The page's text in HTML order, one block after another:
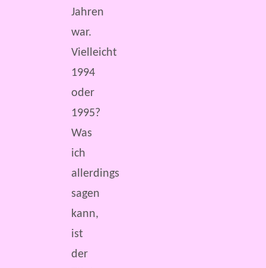
Jahren
war.
Vielleicht
1994
oder
1995?
Was
ich
allerdings
sagen
kann,
ist
der